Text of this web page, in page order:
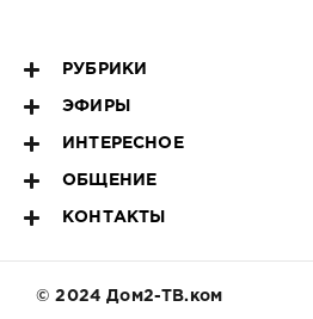
РУБРИКИ
ЭФИРЫ
ИНТЕРЕСНОЕ
ОБЩЕНИЕ
КОНТАКТЫ
© 2024 Дом2-ТВ.ком